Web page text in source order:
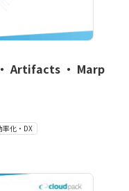
Artifacts ・ Marp
率化・DX